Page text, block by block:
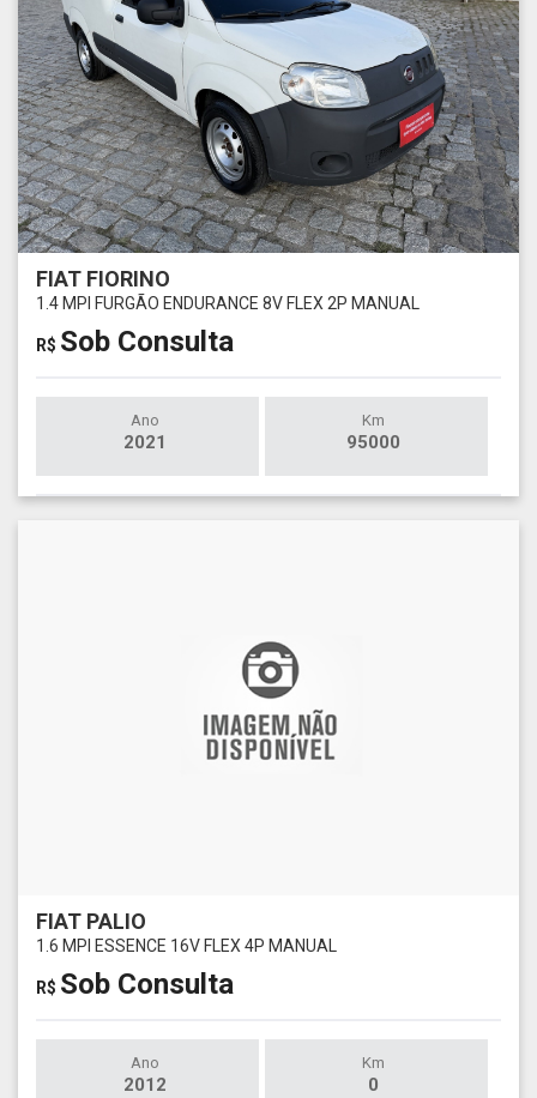
FIAT FIORINO
1.4 MPI FURGÃO ENDURANCE 8V FLEX 2P MANUAL
R$ Sob Consulta
Ano
2021
Km
95000
FIAT PALIO
1.6 MPI ESSENCE 16V FLEX 4P MANUAL
R$ Sob Consulta
Ano
2012
Km
0